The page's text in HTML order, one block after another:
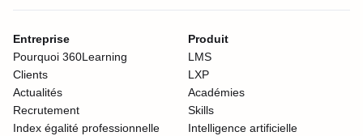
Entreprise
Pourquoi 360Learning
Clients
Actualités
Recrutement
Index égalité professionnelle
Produit
LMS
LXP
Académies
Skills
Intelligence artificielle